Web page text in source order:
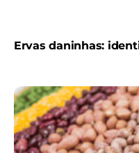
Ervas daninhas: